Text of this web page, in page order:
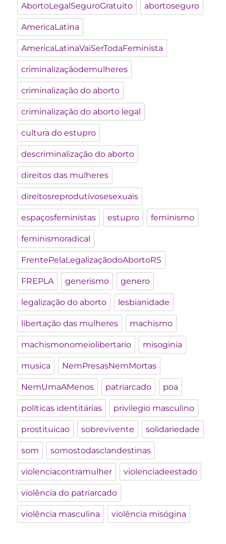
AbortoLegalSeguroGratuito abortoseguro
AmericaLatina
AmericaLatinaVaiSerTodaFeminista
criminalizaçãodemulheres
criminalização do aborto
criminalização do aborto legal
cultura do estupro
descriminalização do aborto
direitos das mulheres
direitosreprodutivosesexuais
espaçosfeministas estupro feminismo
feminismoradical
FrentePelaLegalizaçãodoAbortoRS
FREPLA generismo genero
legalização do aborto lesbianidade
libertação das mulheres machismo
machismonomeiolibertario misoginia
musica NemPresasNemMortas
NemUmaAMenos patriarcado poa
políticas identitárias privilegio masculino
prostituicao sobrevivente solidariedade
som somostodasclandestinas
violenciacontramulher violenciadeestado
violência do patriarcado
violência masculina violência misógina